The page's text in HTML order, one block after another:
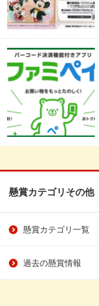
懸賞カテゴリその他
懸賞カテゴリ一覧
過去の懸賞情報